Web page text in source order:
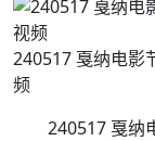
240517 戛纳电影
频
240517 戛纳电